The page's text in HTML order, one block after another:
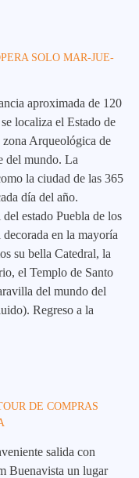
SOLO MAR-JUE-
aproximada de 120
localiza el Estado de
zona Arqueológica de
del mundo. La
la ciudad de las 365
día del año.
estado Puebla de los
en la mayoría
su bella Catedral, la
el Templo de Santo
del mundo del
Regreso a la
DE COMPRAS
salida con
Buenavista un lugar